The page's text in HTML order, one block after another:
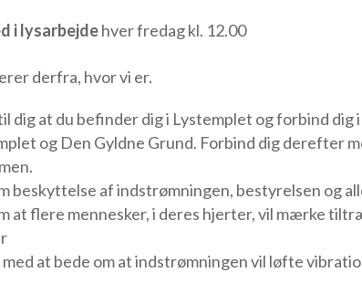
i lysarbejdehver fredag kl. 12.00
derfra, hvor vi er.
dig at du befinder dig i Lystemplet og forbind
og Den Gyldne Grund. Forbind dig derefter
beskyttelse af indstrømningen, bestyrelsen og
at flere mennesker, i deres hjerter, vil mærke
at bede om at indstrømningen vil løfte